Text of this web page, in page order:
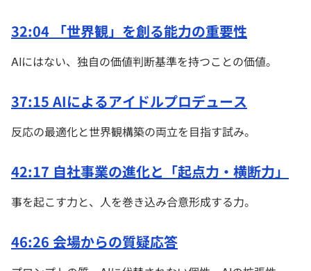
32:04 「世界観」を創る能力の重要性
AIにはない、独自の価値判断基準を持つことの価値。
37:15 AIによるアイドルプロデュース
反応の最適化と世界観構築の両立を目指す試み。
42:17 自社事業の進化と「起点力・横断力」
事を起こす力と、人を巻き込み合意形成する力。
46:26 会場からの質疑応答